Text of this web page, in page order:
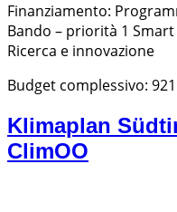
Finanziamento:
Bando – priorità 1
Ricerca e innovazione
Budget complessivo:
Klimaplan
ClimOO